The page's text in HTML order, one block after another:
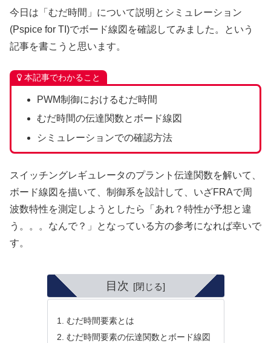
今日は「むだ時間」について説明とシミュレーション
(Pspice for TI)でボード線図を確認してみました。という
記事を書こうと思います。
本記事でわかること
PWM制御におけるむだ時間
むだ時間の伝達関数とボード線図
シミュレーションでの確認方法
スイッチングレギュレータのプラント伝達関数を解いて、
ボード線図を描いて、制御系を設計して、いざFRAで周
波数特性を測定しようとしたら「あれ？特性が予想と違
う。。。なんで？」となっている方の参考になれば幸いで
す。
目次
むだ時間要素とは
むだ時間要素の伝達関数とボード線図